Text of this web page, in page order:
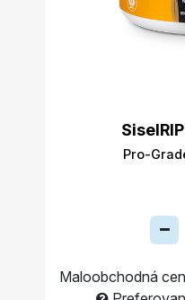
Pro-
Maloobchodná